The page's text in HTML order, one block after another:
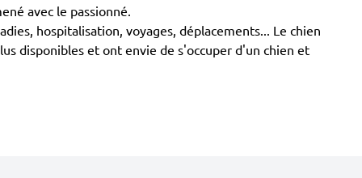
avec le passionné.
hospitalisation, voyages, déplacements... Le chien
disponibles et ont envie de s'occuper d'un chien et